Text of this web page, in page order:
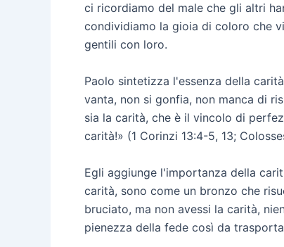
ci ricordiamo del male che gli altri
condividiamo la gioia di coloro che
gentili con loro.
Paolo sintetizza l'essenza della
vanta, non si gonfia, non manca di
sia la carità, che è il vincolo di
carità!» (1 Corinzi 13:4-5, 13;
Egli aggiunge l'importanza della
carità, sono come un bronzo che
bruciato, ma non avessi la carità,
pienezza della fede così da